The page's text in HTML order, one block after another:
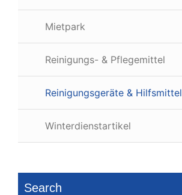
Mietpark
Reinigungs- & Pflegemittel
Reinigungsgeräte & Hilfsmittel
Winterdienstartikel
Search